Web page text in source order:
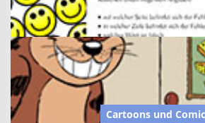
Cartoons und